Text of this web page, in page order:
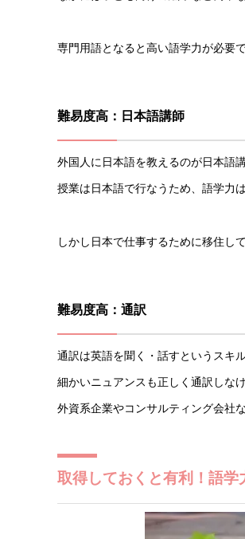
専門用語となると高い語学力が必要で
難易度高：日本語講師
外国人に日本語を教えるのが日本語講
授業は日本語で行なうため、語学力
しかし日本で仕事するために移住し
難易度高：通訳
通訳は英語を聞く・話すというスキ
細かいニュアンスも正しく通訳しな
外資系企業やコンサルティング会社
取得しておくと有利！語学